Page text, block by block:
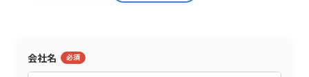
監修者
会社名